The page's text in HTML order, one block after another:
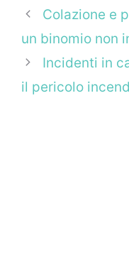
Colazione e
un binomio non
Incidenti in
il pericolo